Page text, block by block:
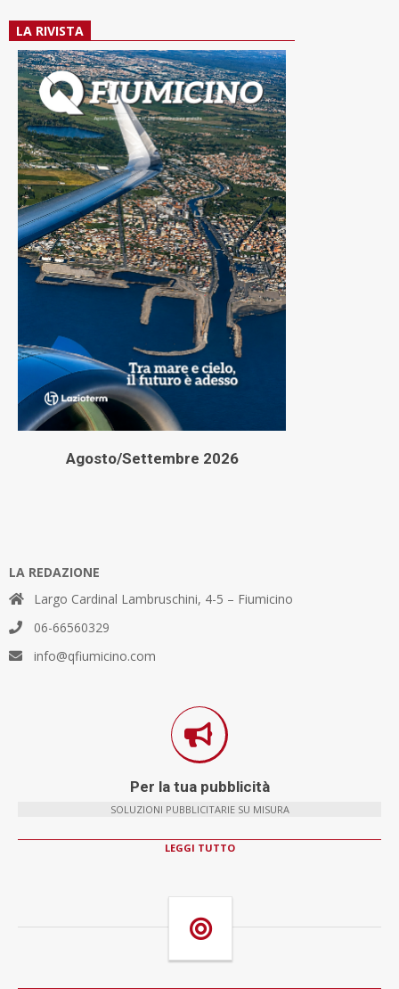
LA RIVISTA
Agosto/Settembre 2026
LA REDAZIONE
Largo Cardinal Lambruschini, 4-5 – Fiumicino
06-66560329
info@qfiumicino.com
Per la tua pubblicità
SOLUZIONI PUBBLICITARIE SU MISURA
LEGGI TUTTO